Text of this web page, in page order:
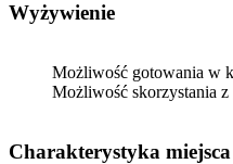
Wyżywienie
Możliwość gotowania w
Możliwość skorzystania z
Charakterystyka miejsca